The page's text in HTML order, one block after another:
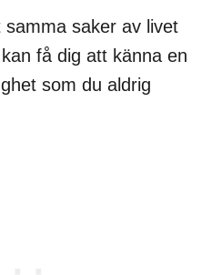
saker av livet
få dig att känna en
som du aldrig